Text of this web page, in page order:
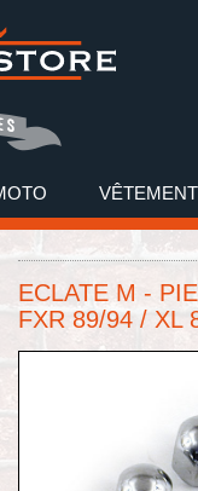
ECLATE M -
FXR 89/94 / XL